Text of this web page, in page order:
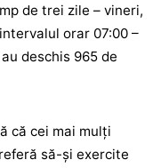
de trei zile – vineri,
orar 07:00 –
deschis 965 de
că cei mai mulți
să-și exercite